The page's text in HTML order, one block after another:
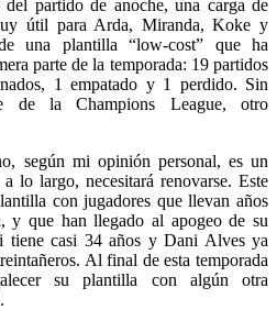
partido de anoche, una carga de
útil para Arda, Miranda, Koke y
una plantilla “low-cost” que ha
parte de la temporada: 19 partidos
1 empatado y 1 perdido. Sin
de la Champions League, otro
según mi opinión personal, es un
lo largo, necesitará renovarse. Este
con jugadores que llevan años
y que han llegado al apogeo de su
tiene casi 34 años y Dani Alves ya
Al final de esta temporada
su plantilla con algún otra